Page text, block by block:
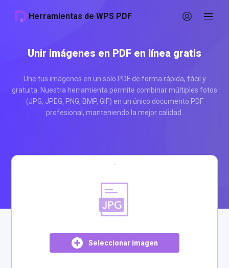
Unir imágenes en PDF en línea gratis
Une tus imágenes en un solo PDF de forma rápida, fácil y
gratuita. Nuestra herramienta permite combinar múltiples fotos
(JPG, JPEG, PNG, BMP, GIF) en un único documento PDF
profesional, manteniendo la mejor calidad.
Seleccionar imagen
Herramientas de WPS PDF